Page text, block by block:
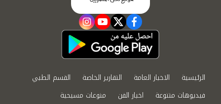
facebook
twitter
youtube
instagram
الرئيسية الاخبار العامة التقارير الخاصة
القسم الطبي
فيديوهات متنوعة
اخبار الفن منوعات مسيحية